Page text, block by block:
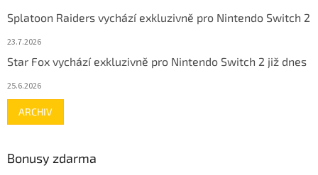
Splatoon Raiders vychází exkluzivně pro Nintendo Switch 2
23.7.2026
Star Fox vychází exkluzivně pro Nintendo Switch 2 již dnes
25.6.2026
ARCHIV
Bonusy zdarma